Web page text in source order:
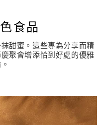
食品
甜蜜。這些專為分享而精
聚會增添恰到好處的優雅